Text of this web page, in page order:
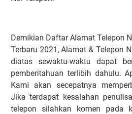
Demikian Daftar Alamat Telepon
Terbaru 2021, Alamat & Telepon
diatas sewaktu-waktu dapat
pemberitahuan terlibih dahulu.
Kami akan secepatnya
Jika terdapat kesalahan
telepon silahkan komen pada